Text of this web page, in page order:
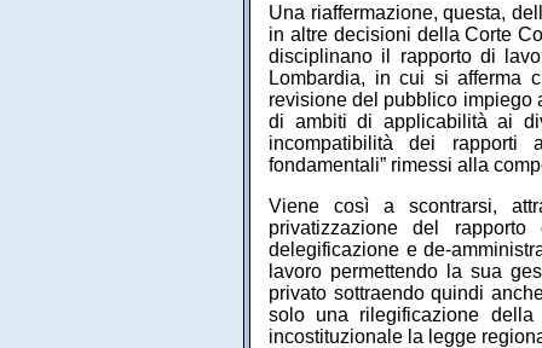
Una riaffermazione, questa,
in altre decisioni della Corte
disciplinano il rapporto di
Lombardia, in cui si afferma
revisione del pubblico impiego
di ambiti di applicabilità ai
incompatibilità dei rapporti
fondamentali” rimessi alla
Viene così a scontrarsi,
privatizzazione del
delegificazione e de-
lavoro permettendo la sua
privato sottraendo quindi
solo una rilegificazione
incostituzionale la legge